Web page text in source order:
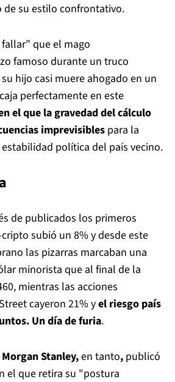
de su estilo confrontativo.
que el mago
famoso durante un truco
hijo casi muere ahogado en un
perfectamente en este
el que la gravedad del cálculo
imprevisibles para la
política del país vecino.
de publicados los primeros
subió un 8% y desde este
las pizarras marcaban una
minorista que al final de la
mientras las acciones
cayeron 21% yel riesgo país
Un día de furia.
Morgan Stanley,en tanto, publicó
el que retira su "postura